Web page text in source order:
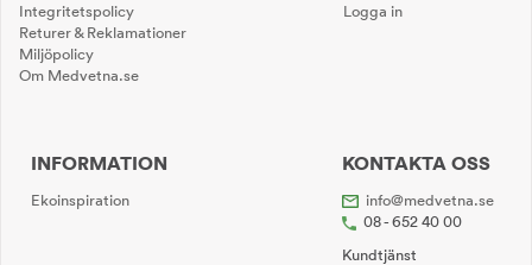
Integritetspolicy
Returer & Reklamationer
Miljöpolicy
Om Medvetna.se
Logga in
INFORMATION
Ekoinspiration
KONTAKTA OSS
info@medvetna.se
08 - 652 40 00
Kundtjänst